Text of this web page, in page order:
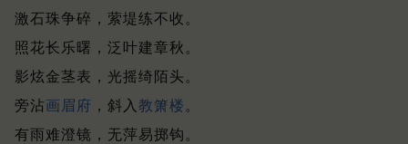
激石珠争碎，萦堤练不收。
照花长乐曙，泛叶建章秋。
影炫金茎表，光摇绮陌头。
旁沾画眉 府 ，斜入 教箫楼 。
有雨难澄镜，无萍易掷钩。